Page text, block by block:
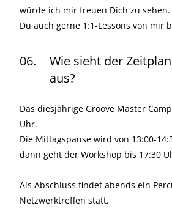
würde ich mir freuen Dich zu
Du auch gerne 1:1-Lessons von mir
06.
Wie sieht der
aus?
Das diesjährige Groove Master
Uhr.
Die Mittagspause wird von 13:00-
dann geht der Workshop bis 17:30
Als Abschluss findet abends ein
Netzwerktreffen statt.